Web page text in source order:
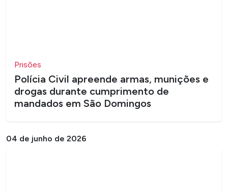
Prisões
Polícia Civil apreende armas, munições e
drogas durante cumprimento de
mandados em São Domingos
04 de junho de 2026